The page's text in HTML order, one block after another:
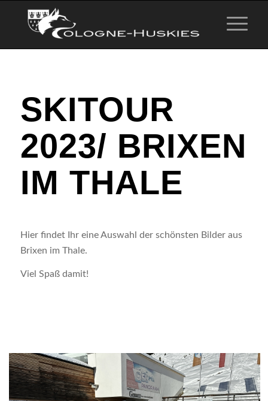
SKITOUR
2023/ BRIXEN
IM THALE
Hier findet Ihr eine Auswahl der schönsten Bilder aus
Brixen im Thale.
Viel Spaß damit!